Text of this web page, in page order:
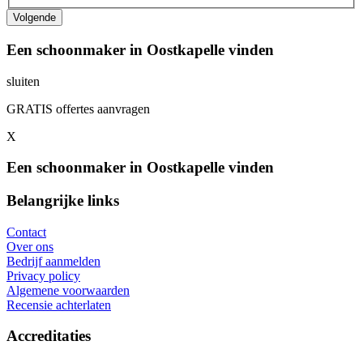
Een schoonmaker in Oostkapelle vinden
sluiten
GRATIS offertes aanvragen
X
Een schoonmaker in Oostkapelle vinden
Belangrijke links
Contact
Over ons
Bedrijf aanmelden
Privacy policy
Algemene voorwaarden
Recensie achterlaten
Accreditaties